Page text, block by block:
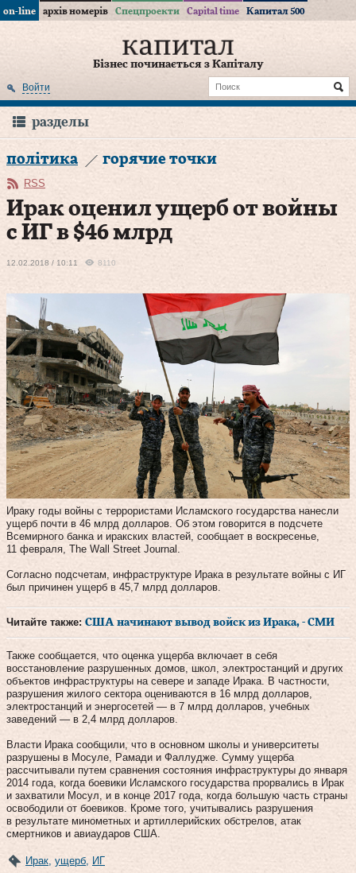
on-line архів номерів Спецпроекти Capital time Капитал 500
Бізнес починається з Капіталу
Войти
разделы
політика горячие точки
RSS
Ирак оценил ущерб от войны
с ИГ в $46 млрд
12.02.2018 / 10:11 8110
Ираку годы войны с террористами Исламского государства нанесли
ущерб почти в 46 млрд долларов. Об этом говорится в подсчете
Всемирного банка и иракских властей, сообщает в воскресенье,
11 февраля, The Wall Street Journal.
Согласно подсчетам, инфраструктуре Ирака в результате войны с ИГ
был причинен ущерб в 45,7 млрд долларов.
Читайте также: США начинают вывод войск из Ирака, - СМИ
Также сообщается, что оценка ущерба включает в себя
восстановление разрушенных домов, школ, электростанций и других
объектов инфраструктуры на севере и западе Ирака. В частности,
разрушения жилого сектора оцениваются в ​16 млрд долларов,
электростанций и энергосетей — в 7 млрд долларов, учебных
заведений — в 2,4 млрд долларов.
Власти Ирака сообщили, что в основном школы и университеты
разрушены в Мосуле, Рамади и Фаллудже. Сумму ущерба
рассчитывали путем сравнения состояния инфраструктуры до января
2014 года, когда боевики Исламского государства прорвались в Ирак
и захватили Мосул, и в конце 2017 года, когда большую часть страны
освободили от боевиков. Кроме того, учитывались разрушения
в результате минометных и артиллерийских обстрелов, атак
смертников и авиаударов США.
Ирак ущерб ИГ